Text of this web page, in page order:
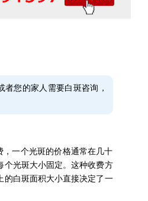
您的家人需要白斑咨询，
一个光斑的价格通常在几十
个光斑大小固定。这种收费方
的白斑面积大小直接决定了一